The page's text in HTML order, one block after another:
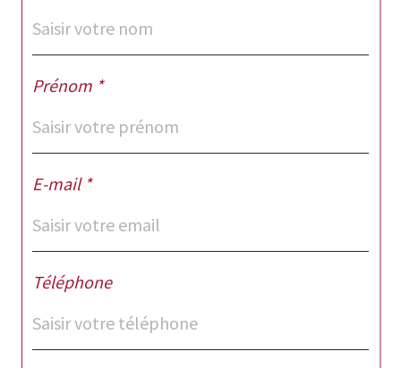
Prénom *
E-mail *
Téléphone